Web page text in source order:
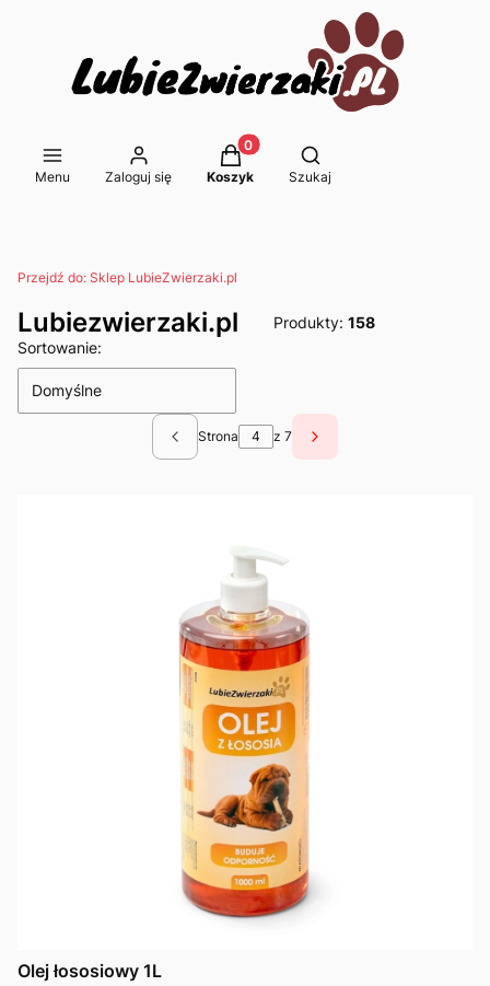
Menu Zaloguj się
Produkty w koszyku: 0. Zobacz
Koszyk
Otwórz wyszukiwarkę
Szukaj
Przejdź do: Sklep LubieZwierzaki.pl
Lubiezwierzaki.pl Produkty: 158
Lista produktów
Sortowanie:
Domyślne
Poprzednie produkty
Strona z 7 Następne produkty
Olej łososiowy 1L